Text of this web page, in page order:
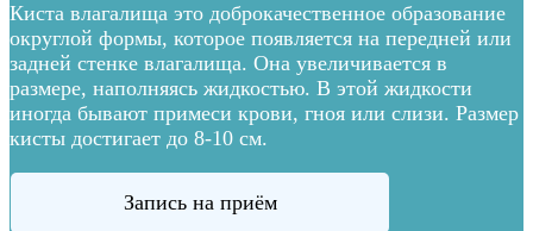
Киста влагалища это доброкачественное образование
округлой формы, которое появляется на передней или
задней стенке влагалища. Она увеличивается в
размере, наполняясь жидкостью. В этой жидкости
иногда бывают примеси крови, гноя или слизи. Размер
кисты достигает до 8-10 см.
Запись на приём